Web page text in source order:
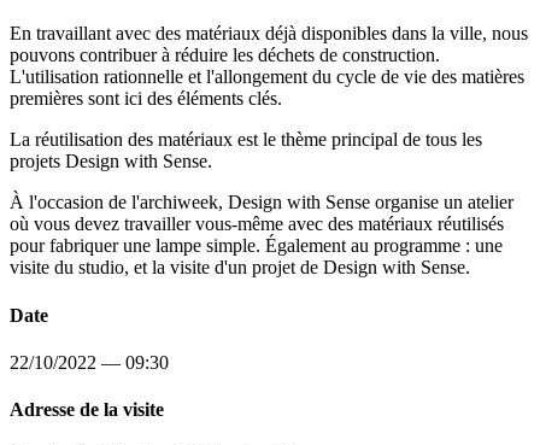
En travaillant avec des matériaux déjà disponibles dans la ville, nous
pouvons contribuer à réduire les déchets de construction.
L'utilisation rationnelle et l'allongement du cycle de vie des matières
premières sont ici des éléments clés.
La réutilisation des matériaux est le thème principal de tous les
projets Design with Sense.
À l'occasion de l'archiweek, Design with Sense organise un atelier
où vous devez travailler vous-même avec des matériaux réutilisés
pour fabriquer une lampe simple. Également au programme : une
visite du studio, et la visite d'un projet de Design with Sense.
Date
22/10/2022 — 09:30
Adresse de la visite